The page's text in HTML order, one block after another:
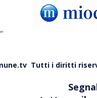
Tutti i diritti